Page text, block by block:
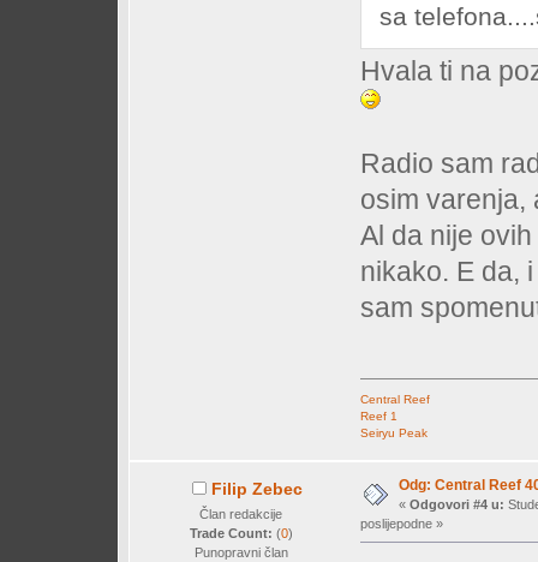
sa
Hvala ti na
Radio sam
osim varenja,
Al da nije
nikako. E da,
sam
Central Reef
Reef 1
Seiryu Peak
Filip Zebec
Član redakcije
Trade Count: (0)
Punopravni član
Odg: Central Reef
« Odgovori #4 u:
poslijepodne »